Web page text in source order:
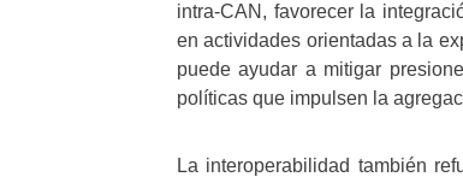
intra-CAN, favorecer la
en actividades orientadas a la
puede ayudar a mitigar
políticas que impulsen la
La interoperabilidad también